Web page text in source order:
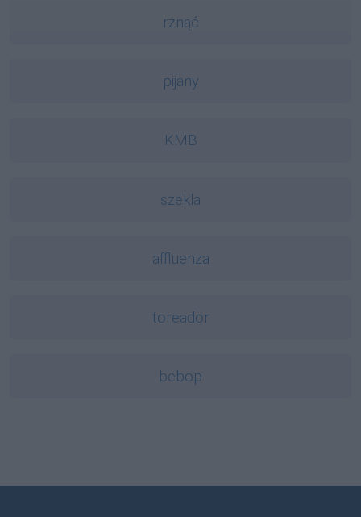
rżnąć
pijany
KMB
szekla
affluenza
toreador
bebop